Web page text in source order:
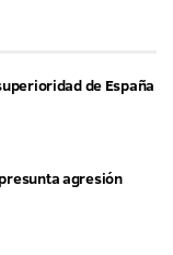
de España
agresión